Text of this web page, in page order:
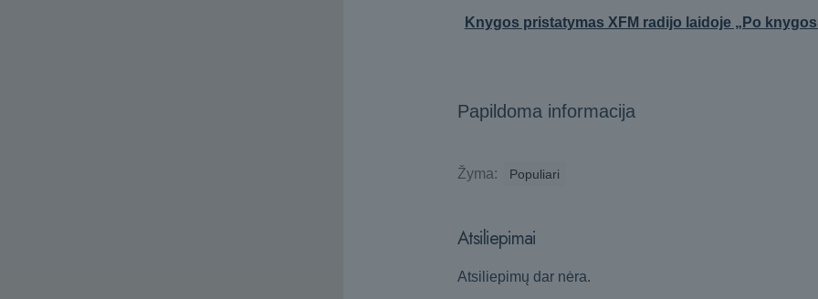
Knygos pristatymas XFM radijo laidoje „Po
Papildoma informacija
Žyma: Populiari
Atsiliepimai
Atsiliepimų dar nėra.